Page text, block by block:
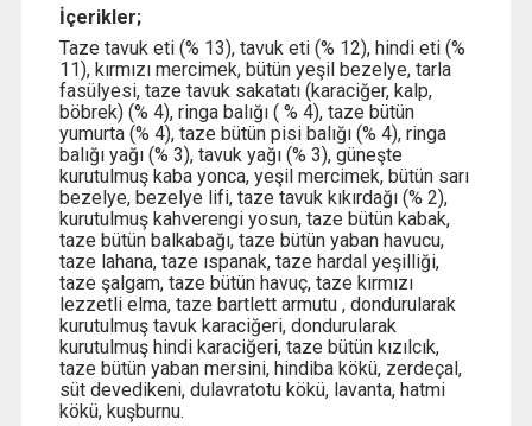
İçerikler;
Taze tavuk eti (% 13), tavuk eti (% 12), hindi eti (%
11), kırmızı mercimek, bütün yeşil bezelye, tarla
fasülyesi, taze tavuk sakatatı (karaciğer, kalp,
böbrek) (% 4), ringa balığı ( % 4), taze bütün
yumurta (% 4), taze bütün pisi balığı (% 4), ringa
balığı yağı (% 3), tavuk yağı (% 3), güneşte
kurutulmuş kaba yonca, yeşil mercimek, bütün sarı
bezelye, bezelye lifi, taze tavuk kıkırdağı (% 2),
kurutulmuş kahverengi yosun, taze bütün kabak,
taze bütün balkabağı, taze bütün yaban havucu,
taze lahana, taze ıspanak, taze hardal yeşilliği,
taze şalgam, taze bütün havuç, taze kırmızı
lezzetli elma, taze bartlett armutu , dondurularak
kurutulmuş tavuk karaciğeri, dondurularak
kurutulmuş hindi karaciğeri, taze bütün kızılcık,
taze bütün yaban mersini, hindiba kökü, zerdeçal,
süt devedikeni, dulavratotu kökü, lavanta, hatmi
kökü, kuşburnu.